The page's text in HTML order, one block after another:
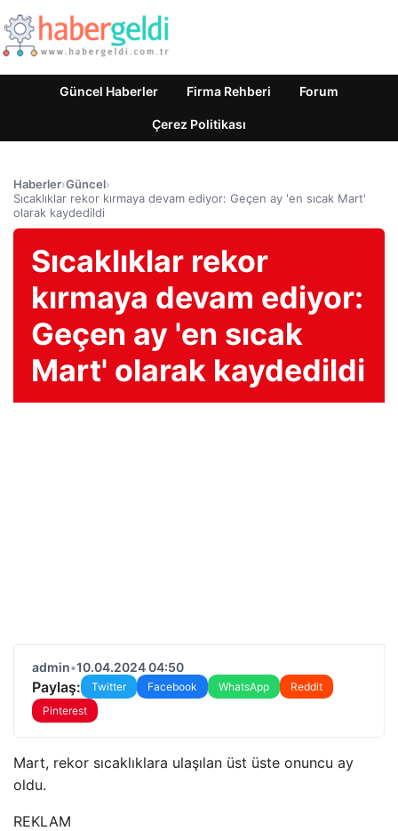
Güncel Haberler Firma Rehberi Forum
Çerez Politikası
Haberler›Güncel›
Sıcaklıklar rekor kırmaya devam ediyor: Geçen ay 'en sıcak Mart'
olarak kaydedildi
Sıcaklıklar rekor
kırmaya devam ediyor:
Geçen ay 'en sıcak
Mart' olarak kaydedildi
admin•10.04.2024 04:50
Paylaş: Twitter Facebook WhatsApp
Reddit
Pinterest
Mart, rekor sıcaklıklara ulaşılan üst üste onuncu ay
oldu.
REKLAM